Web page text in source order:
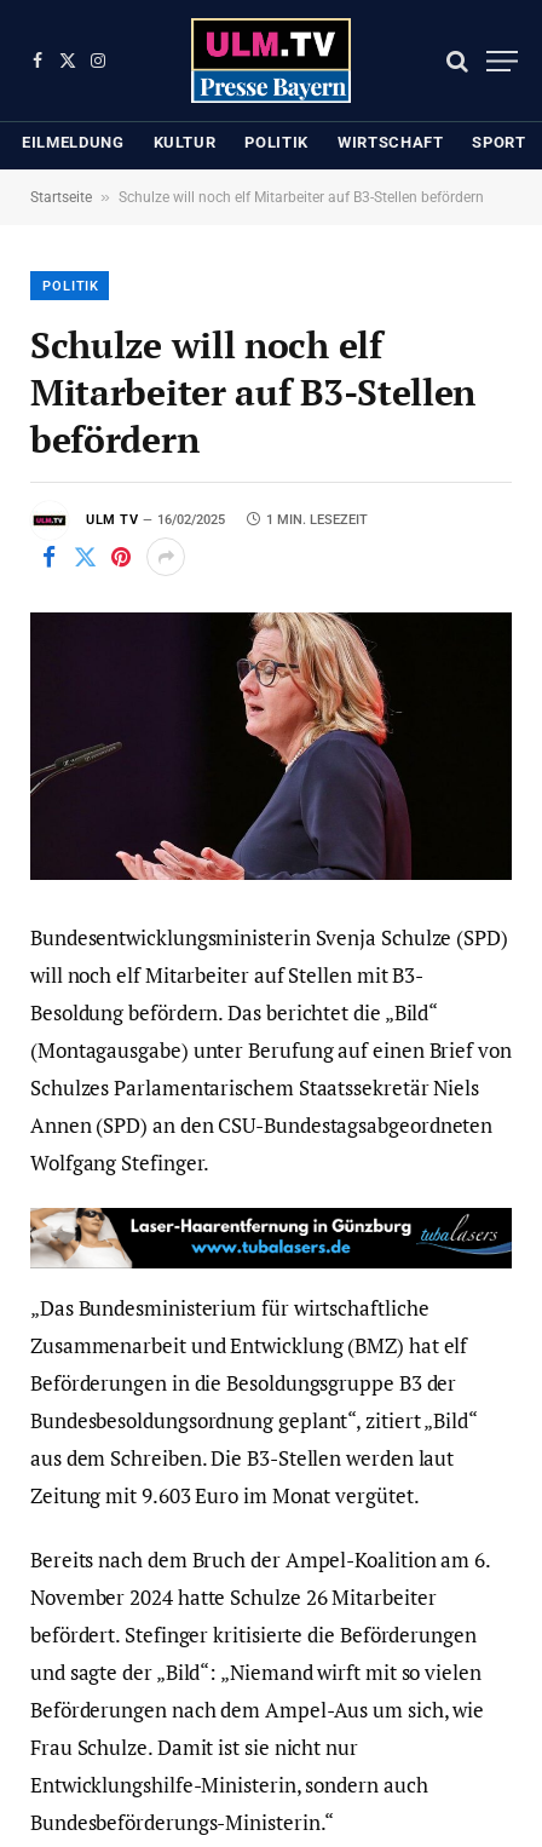
Facebook
X
Instagram
EILMELDUNG KULTUR POLITIK WIRTSCHAFT SPORT
Startseite » Schulze will noch elf Mitarbeiter auf B3-Stellen befördern
POLITIK
Schulze will noch elf
Mitarbeiter auf B3-Stellen
befördern
ULM TV 16/02/2025 1 MIN. LESEZEIT
Bundesentwicklungsministerin Svenja Schulze (SPD)
will noch elf Mitarbeiter auf Stellen mit B3-
Besoldung befördern. Das berichtet die „Bild“
(Montagausgabe) unter Berufung auf einen Brief von
Schulzes Parlamentarischem Staatssekretär Niels
Annen (SPD) an den CSU-Bundestagsabgeordneten
Wolfgang Stefinger.
„Das Bundesministerium für wirtschaftliche
Zusammenarbeit und Entwicklung (BMZ) hat elf
Beförderungen in die Besoldungsgruppe B3 der
Bundesbesoldungsordnung geplant“, zitiert „Bild“
aus dem Schreiben. Die B3-Stellen werden laut
Zeitung mit 9.603 Euro im Monat vergütet.
Bereits nach dem Bruch der Ampel-Koalition am 6.
November 2024 hatte Schulze 26 Mitarbeiter
befördert. Stefinger kritisierte die Beförderungen
und sagte der „Bild“: „Niemand wirft mit so vielen
Beförderungen nach dem Ampel-Aus um sich, wie
Frau Schulze. Damit ist sie nicht nur
Entwicklungshilfe-Ministerin, sondern auch
Bundesbeförderungs-Ministerin.“